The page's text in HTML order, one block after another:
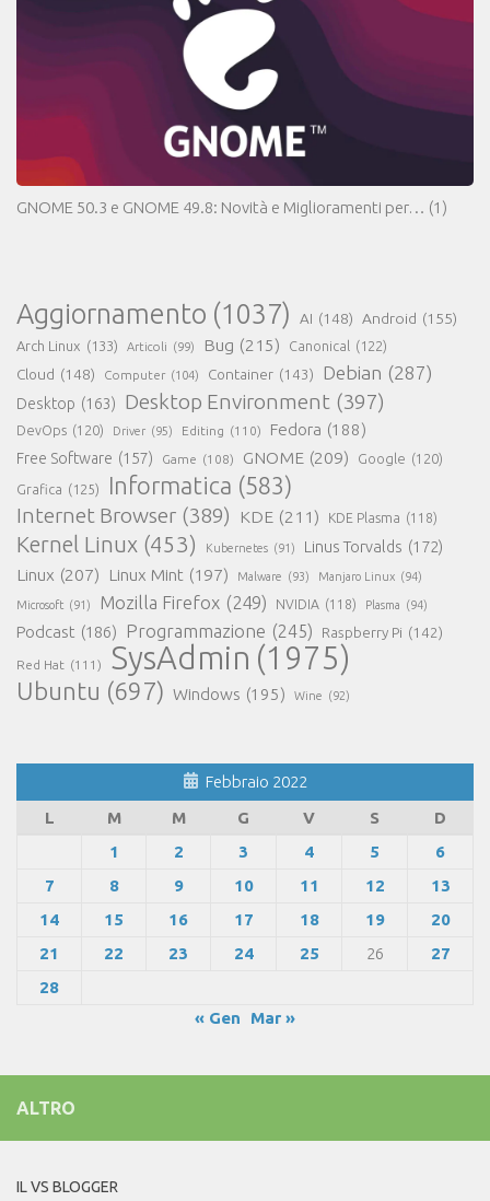
GNOME 50.3 e GNOME 49.8: Novità e Miglioramenti per… (1)
Aggiornamento (1037) AI (148) Android (155)
Arch Linux (133) Articoli (99) Bug (215) Canonical (122)
Cloud (148) Computer (104) Container (143) Debian (287)
Desktop (163) Desktop Environment (397)
DevOps (120) Driver (95) Editing (110) Fedora (188)
Free Software (157) Game (108) GNOME (209) Google (120)
Grafica (125) Informatica (583)
Internet Browser (389) KDE (211) KDE Plasma (118)
Kernel Linux (453) Kubernetes (91) Linus Torvalds (172)
Linux (207) Linux Mint (197) Malware (93) Manjaro Linux (94)
Microsoft (91) Mozilla Firefox (249) NVIDIA (118) Plasma (94)
Podcast (186) Programmazione (245) Raspberry Pi (142)
Red Hat (111) SysAdmin (1975)
Ubuntu (697) Windows (195) Wine (92)
Febbraio 2022
L
M M G V S
D
1
2 3 4 5
6
7
8 9 10 11 12
13
14
15 16 17 18 19
20
21
22 23 24 25 26
27
28
« Gen
Mar »
ALTRO
IL VS BLOGGER